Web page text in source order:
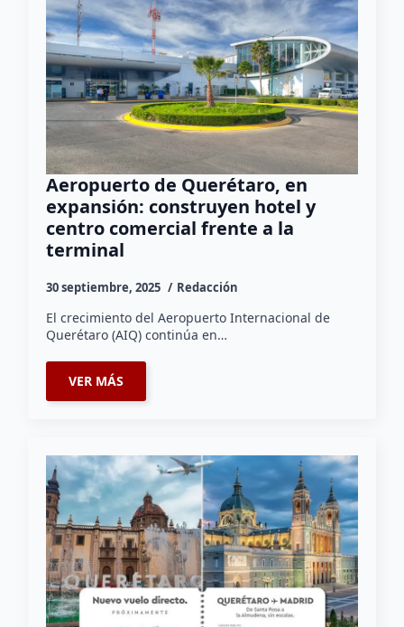
Aeropuerto de Querétaro, en
expansión: construyen hotel y
centro comercial frente a la
terminal
30 septiembre, 2025 Redacción
El crecimiento del Aeropuerto Internacional de
Querétaro (AIQ) continúa en…
VER MÁS